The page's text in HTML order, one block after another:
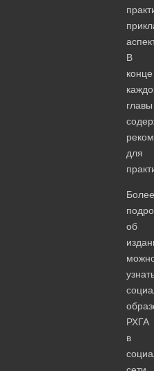
В
конце
главы
для
Более
об
РХГА
в